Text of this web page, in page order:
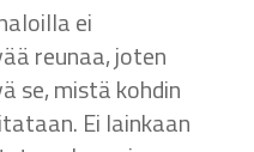
ei
reunaa, joten
se, mistä kohdin
Ei lainkaan